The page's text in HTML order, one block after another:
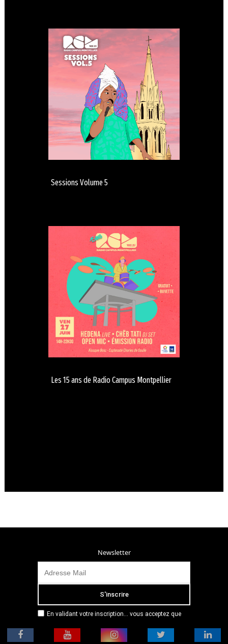
Sessions Volume 5
Les 15 ans de Radio Campus Montpellier
Newsletter
En validant votre inscription... vous acceptez que
adresse email dans le but de vous envoyer
mensuellement sa lettre d’informations. Pour plus